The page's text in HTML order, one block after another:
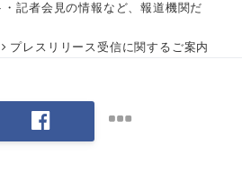
記者会見の情報など、報道機関だ
プレスリリース受信に関するご案内